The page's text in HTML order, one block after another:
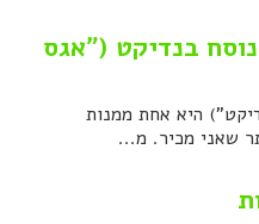
בנדיקט ("אגס
היא אחת ממנות
שאני מכיר. מ...